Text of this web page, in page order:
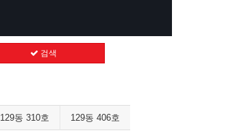
검색
129동 310호 129동 406호